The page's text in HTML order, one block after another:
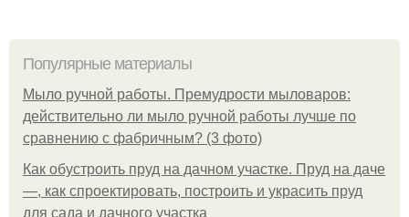
Популярные материалы
Мыло ручной работы. Премудрости мыловаров:
действительно ли мыло ручной работы лучше по
сравнению с фабричным? (3 фото)
Как обустроить пруд на дачном участке. Пруд на даче
—, как спроектировать, построить и украсить пруд
для сада и дачного участка